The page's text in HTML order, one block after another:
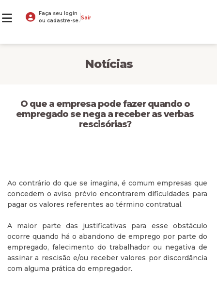
Faça seu login
ou cadastre-se. Sair
Notícias
O que a empresa pode fazer quando o
empregado se nega a receber as verbas
rescisórias?
Ao contrário do que se imagina, é comum empresas que
concedem o aviso prévio encontrarem dificuldades para
pagar os valores referentes ao término contratual.
A maior parte das justificativas para esse obstáculo
ocorre quando há o abandono de emprego por parte do
empregado, falecimento do trabalhador ou negativa de
assinar a rescisão e/ou receber valores por discordância
com alguma prática do empregador.